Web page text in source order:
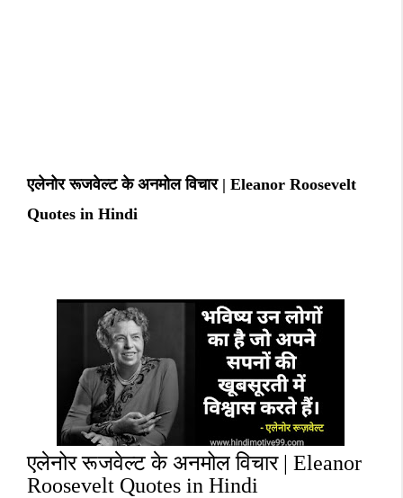
एलेनोर रूजवेल्ट के अनमोल विचार | Eleanor Roosevelt
Quotes in Hindi
एलेनोर रूजवेल्ट के अनमोल विचार | Eleanor
Roosevelt Quotes in Hindi